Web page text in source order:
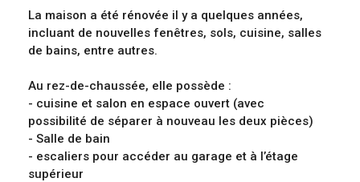
La maison a été rénovée il y a quelques années,
incluant de nouvelles fenêtres, sols, cuisine, salles
de bains, entre autres.
Au rez-de-chaussée, elle possède :
- cuisine et salon en espace ouvert (avec
possibilité de séparer à nouveau les deux pièces)
- Salle de bain
- escaliers pour accéder au garage et à l’étage
supérieur